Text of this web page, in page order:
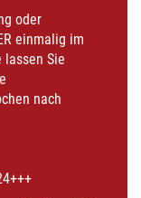
oder
einmalig im
Sie
nach